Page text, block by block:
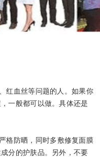
红血丝等问题的人。如果你
一般都可以做。具体还是
格防晒，同时多敷修复面膜
分的护肤品。另外，不要